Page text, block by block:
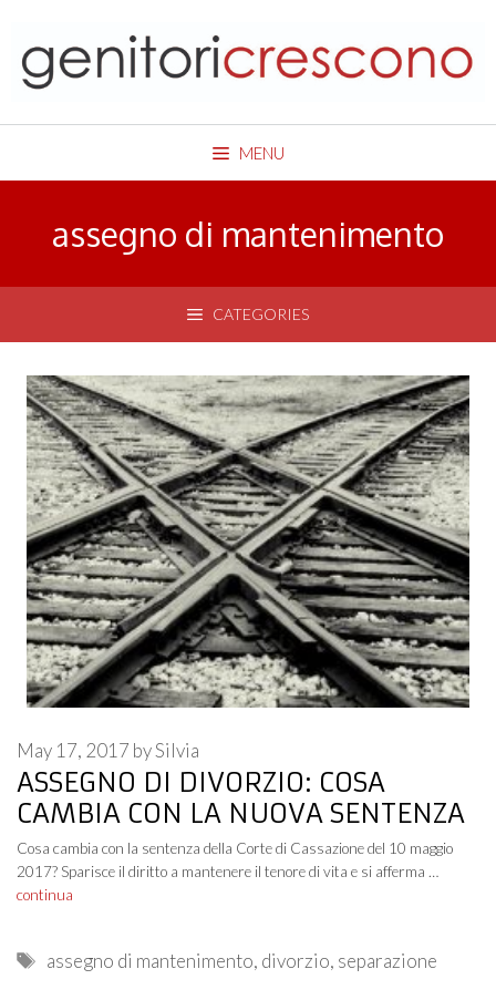
content
MENU
assegno di mantenimento
CATEGORIES
ASSEGNO DI DIVORZIO: COSA
CAMBIA CON LA NUOVA SENTENZA
May 17, 2017 bySilvia
Cosa cambia con la sentenza della Corte di Cassazione del 10 maggio
2017? Sparisce il diritto a mantenere il tenore di vita e si afferma …
continua
Tags
assegno di mantenimento, divorzio, separazione